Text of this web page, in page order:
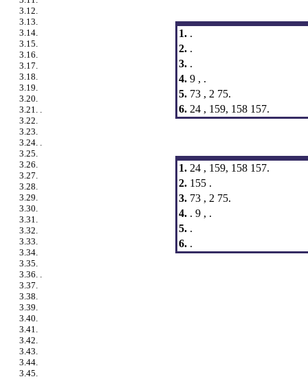
3.12.
3.13.
3.14.
3.15.
3.16.
3.17.
3.18.
3.19.
3.20.
3.21. .
3.22.
3.23.
3.24. .
3.25.
3.26.
3.27.
3.28.
3.29.
3.30.
3.31.
3.32.
3.33.
3.34.
3.35.
3.36. .
3.37.
3.38.
3.39.
3.40.
3.41.
3.42.
3.43.
3.44.
3.45.
1. .
2. .
3. .
4. 9 , .
5. 73 , 2 75.
6. 24 , 159, 158 157.
1. 24 , 159, 158 157.
2. 155 .
3. 73 , 2 75.
4. . 9 , .
5. .
6. .